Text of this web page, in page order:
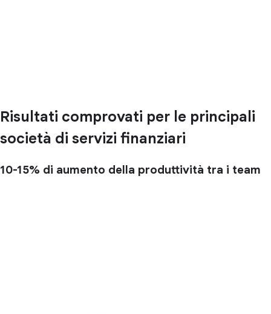
Risultati comprovati per le principali
società di servizi finanziari
10-15% di aumento della produttività tra i team